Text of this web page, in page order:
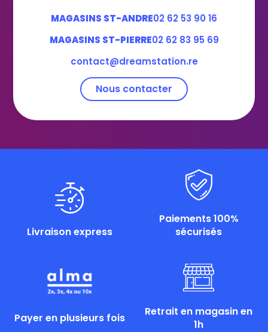
MAGASINS ST-ANDRE02 62 53 90 16
MAGASINS ST-PIERRE02 62 83 95 69
contact@dreamstation.re
Nous contacter
Livraison express
Paiements 100%
sécurisés
Payer en plusieurs fois
Retrait en magasin en
1h